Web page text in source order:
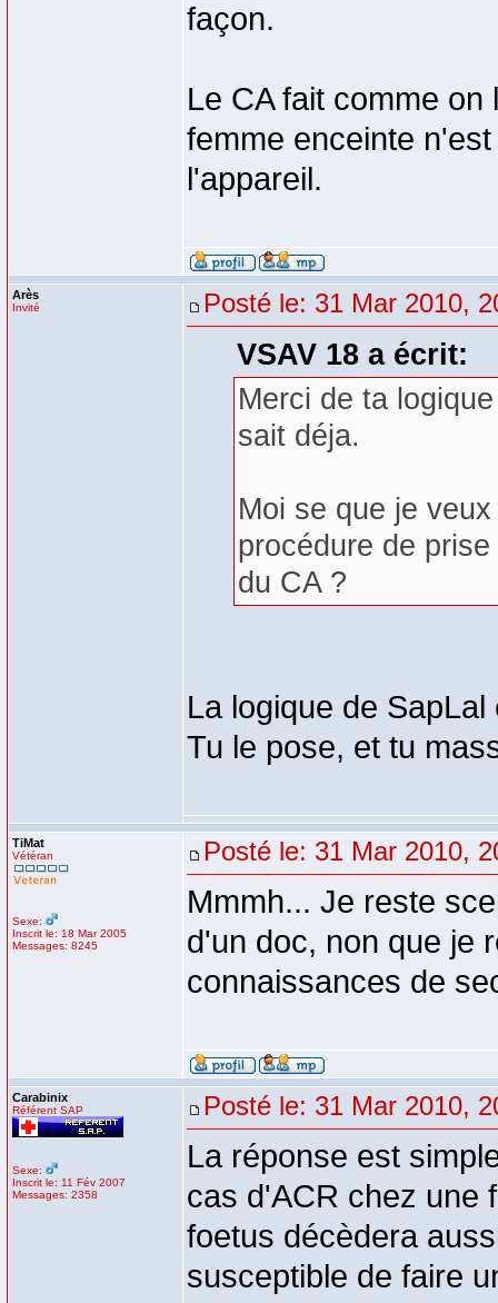
façon.
Le CA fait comme
femme enceinte
l'appareil.
Arès
Invité Posté le: 31 Mar 2010,
VSAV 18 a écrit:
Merci de ta
sait déja.
Moi se que je
procédure de
du CA ?
La logique de
Tu le pose, et tu
TiMat
Vétéran
Sexe:
Inscrit le: 18 Mar 2005
Messages: 8245
Posté le: 31 Mar 2010,
Mmmh... Je reste
d'un doc, non que je
connaissances de
Carabinix
Référent SAP
Sexe:
Inscrit le: 11 Fév 2007
Messages: 2358
Posté le: 31 Mar 2010,
La réponse est
cas d'ACR chez une
foetus décèdera
susceptible de faire